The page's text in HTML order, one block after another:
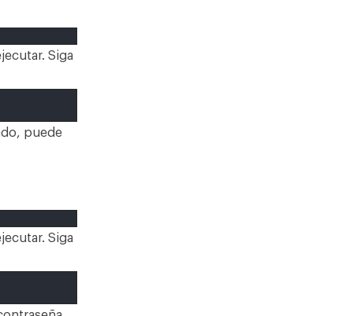
Siga
puede
Siga